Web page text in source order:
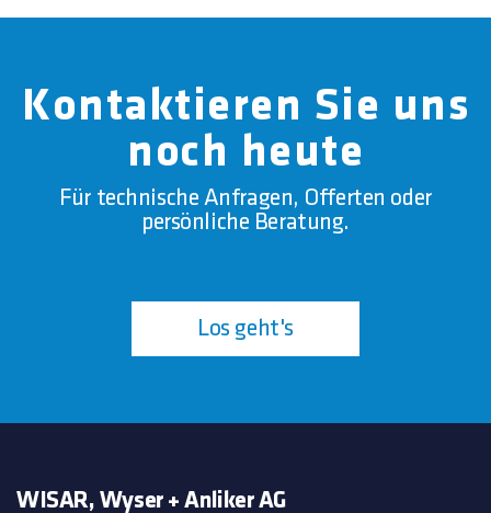
Kontaktieren Sie uns
noch heute
Für technische Anfragen, Offerten oder
persönliche Beratung.
Los geht's
WISAR, Wyser + Anliker AG